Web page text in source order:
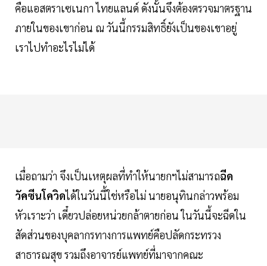
คือแอสตราเซเนกา ไทยแลนด์ ดังนั้นจึงต้องตรวจมาตรฐาน
ภายในของเขาก่อน ณ วันนี้กรรมสิทธิ์ยังเป็นของเขาอยู่
เราไปทำอะไรไม่ได้
เมื่อถามว่า จึงเป็นเหตุผลที่ทำให้นายกฯไม่สามารถฉีด
วัคซีนโควิดได้ในวันนี้ใช่หรือไม่ นายอนุทินกล่าวพร้อม
หัวเราะว่า เดี๋ยวปล่อยหน่วยกล้าตายก่อน ในวันนี้จะฉีดใน
สัดส่วนของบุคลากรทางการแพทย์คือปลัดกระทรวง
สาธารณสุข รวมถึงอาจารย์แพทย์ที่มาจากคณะ